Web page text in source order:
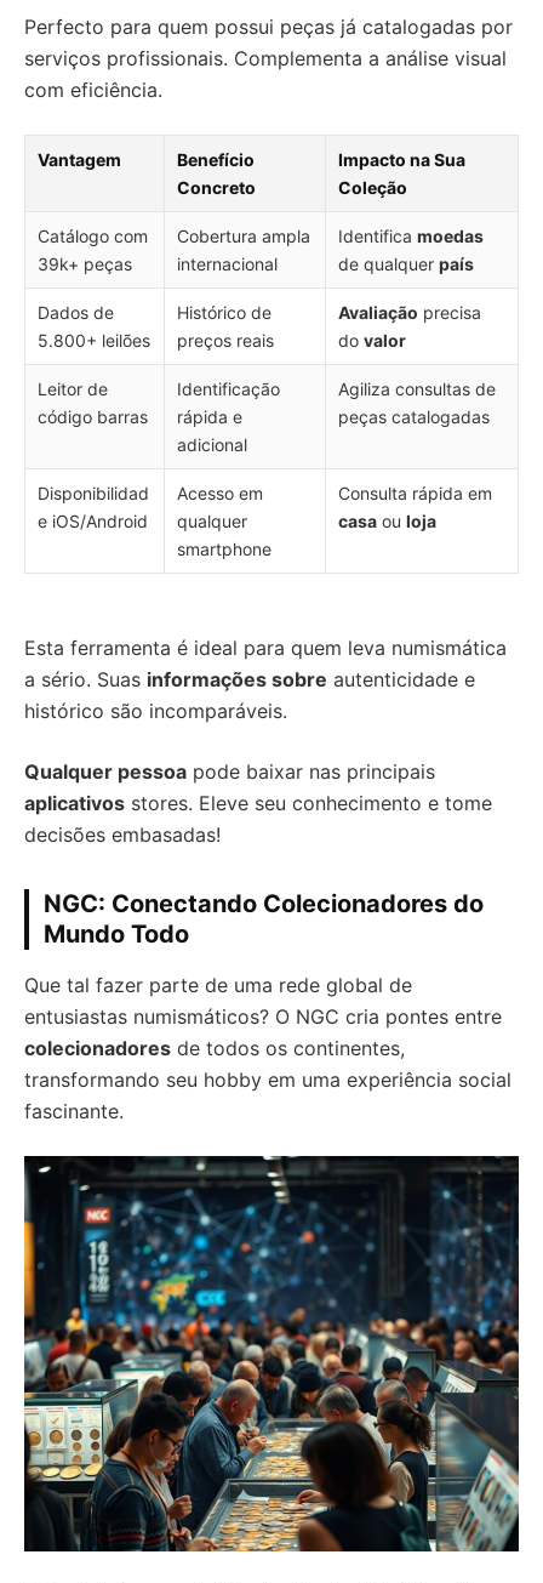
Perfecto para quem possui peças já catalogadas por
serviços profissionais. Complementa a análise visual
com eficiência.
Vantagem
Benefício
Concreto
Impacto na Sua
Coleção
Catálogo com
39k+ peças
Cobertura ampla
internacional
Identifica moedas
de qualquer país
Dados de
5.800+ leilões
Histórico de
preços reais
Avaliação precisa
do valor
Leitor de
código barras
Identificação
rápida e
adicional
Agiliza consultas de
peças catalogadas
Disponibilidad
e iOS/Android
Acesso em
qualquer
smartphone
Consulta rápida em
casa ou loja
Esta ferramenta é ideal para quem leva numismática
a sério. Suas informações sobre autenticidade e
histórico são incomparáveis.
Qualquer pessoa pode baixar nas principais
aplicativos stores. Eleve seu conhecimento e tome
decisões embasadas!
NGC: Conectando Colecionadores do
Mundo Todo
Que tal fazer parte de uma rede global de
entusiastas numismáticos? O NGC cria pontes entre
colecionadores de todos os continentes,
transformando seu hobby em uma experiência social
fascinante.